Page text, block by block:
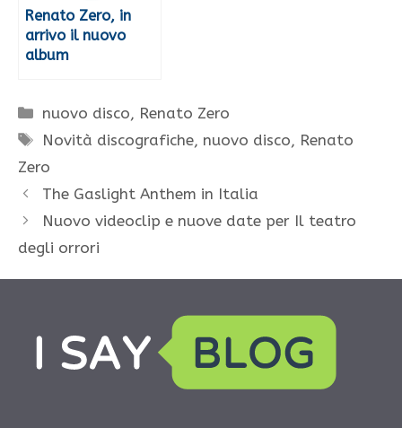
Renato Zero, in
arrivo il nuovo
album
Categorie
nuovo disco, Renato Zero
Tag
Novità discografiche, nuovo disco, Renato
Zero
The Gaslight Anthem in Italia
Nuovo videoclip e nuove date per Il teatro
degli orrori